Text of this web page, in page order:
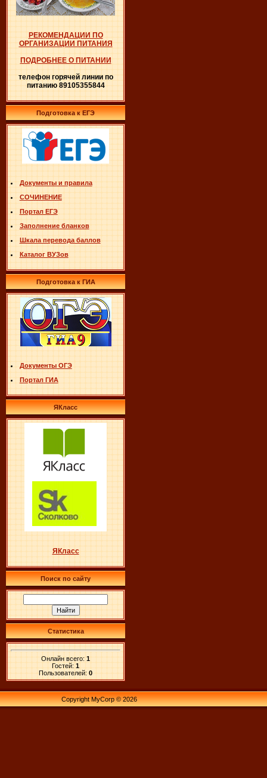
РЕКОМЕНДАЦИИ ПО
ОРГАНИЗАЦИИ ПИТАНИЯ
ПОДРОБНЕЕ О ПИТАНИИ
телефон горячей линии по
питанию 89105355844
Подготовка к ЕГЭ
Документы и правила
СОЧИНЕНИЕ
Портал ЕГЭ
Заполнение бланков
Шкала перевода баллов
Каталог ВУЗов
Подготовка к ГИА
Документы ОГЭ
Портал ГИА
ЯКласс
ЯКласс
Поиск по сайту
Статистика
Онлайн всего: 1
Гостей: 1
Пользователей: 0
Copyright MyCorp © 2026